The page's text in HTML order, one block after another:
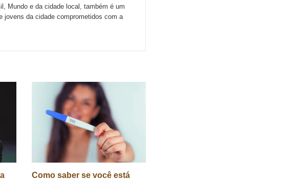
Mundo e da cidade local, também é um
jovens da cidade comprometidos com a
Como saber se você está